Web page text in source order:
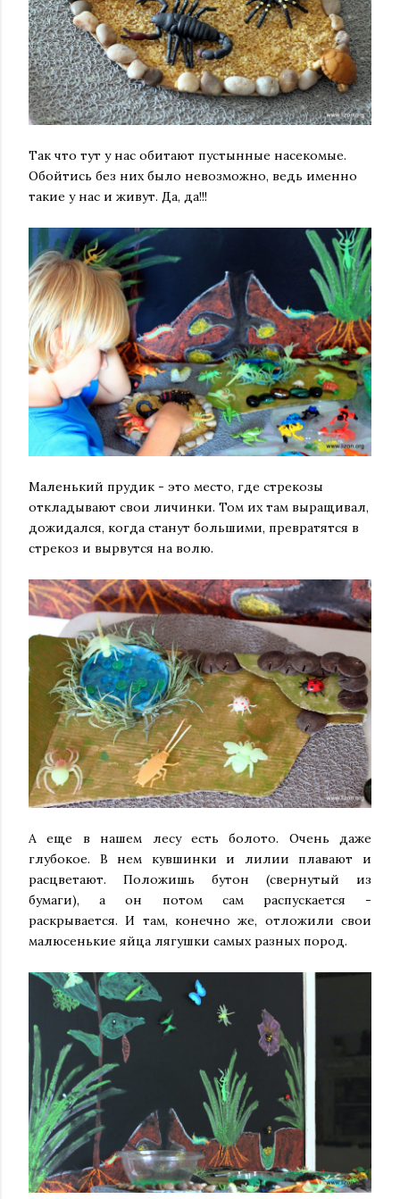
Так что тут у нас обитают пустынные насекомые.
Обойтись без них было невозможно, ведь именно
такие у нас и живут. Да, да!!!
Маленький прудик - это место, где стрекозы
откладывают свои личинки. Том их там выращивал,
дожидался, когда станут большими, превратятся в
стрекоз и вырвутся на волю.
А еще в нашем лесу есть болото. Очень даже
глубокое. В нем кувшинки и лилии плавают и
расцветают. Положишь бутон (свернутый из
бумаги), а он потом сам распускается -
раскрывается. И там, конечно же, отложили свои
малюсенькие яйца лягушки самых разных пород.